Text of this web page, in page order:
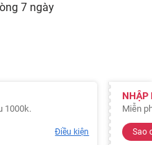
7 ngày
1000k.
Điều kiện
NHẬP
Miễn
Sao